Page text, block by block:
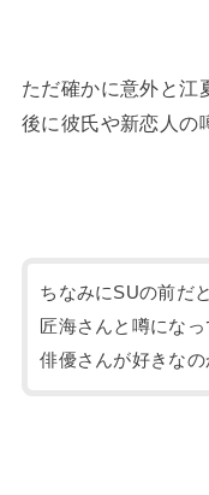
ただ確かに意外と江
後に彼氏や新恋人の
ちなみにSUの前だ
匠海さんと噂にな
俳優さんが好きなの